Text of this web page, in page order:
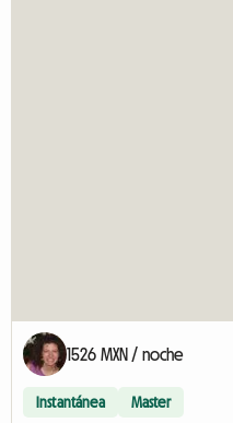
1526 MXN / noche
Instantánea Master